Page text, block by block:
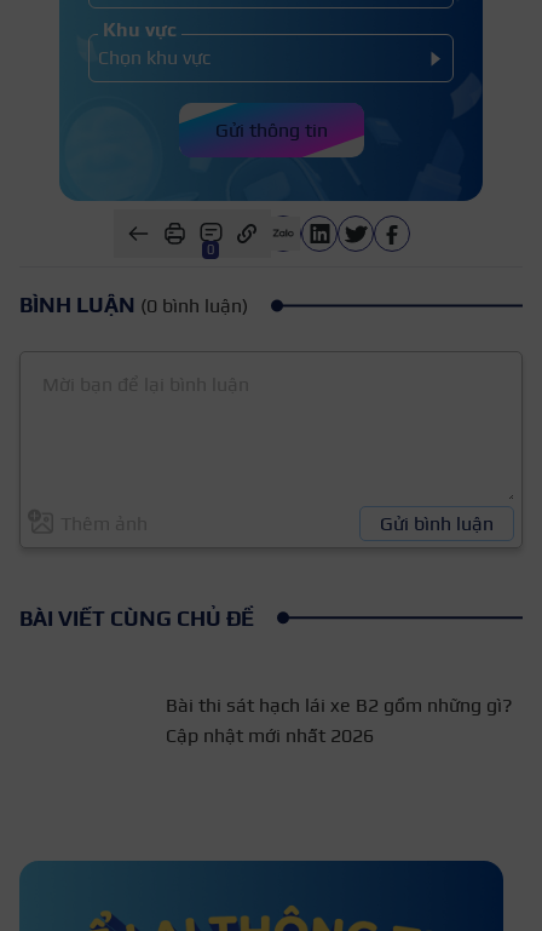
Khu vực
Gửi thông tin
0
BÌNH LUẬN (0 bình luận)
Gửi bình luận
BÀI VIẾT CÙNG CHỦ ĐỀ
gồm những gì? Cập nhật mới